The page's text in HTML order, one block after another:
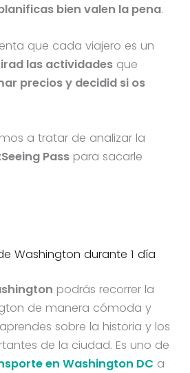
bien valen la pena.
que cada viajero es un
las actividadesque
precios y decidid si os
a tratar de analizar la
Passpara sacarle
Washington durante 1 día
podrás recorrer la
de manera cómoda y
sobre la historia y los
de la ciudad. Es uno de
en Washington DC a